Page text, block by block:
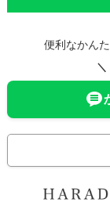
便利なかん
＼